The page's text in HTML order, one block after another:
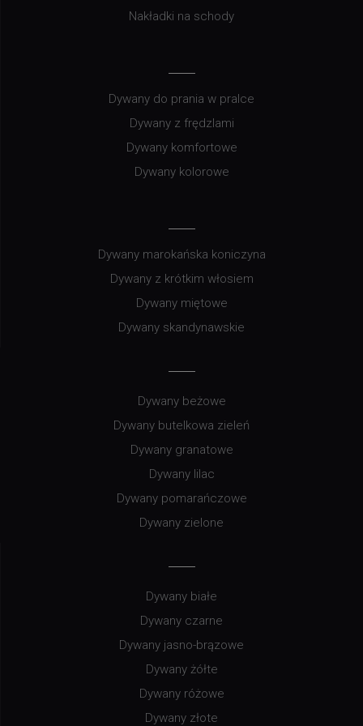
Nakładki na schody
Dywany do prania w pralce
Dywany z frędzlami
Dywany komfortowe
Dywany kolorowe
Dywany marokańska koniczyna
Dywany z krótkim włosiem
Dywany miętowe
Dywany skandynawskie
Dywany beżowe
Dywany butelkowa zieleń
Dywany granatowe
Dywany lilac
Dywany pomarańczowe
Dywany zielone
Dywany białe
Dywany czarne
Dywany jasno-brązowe
Dywany żółte
Dywany różowe
Dywany złote